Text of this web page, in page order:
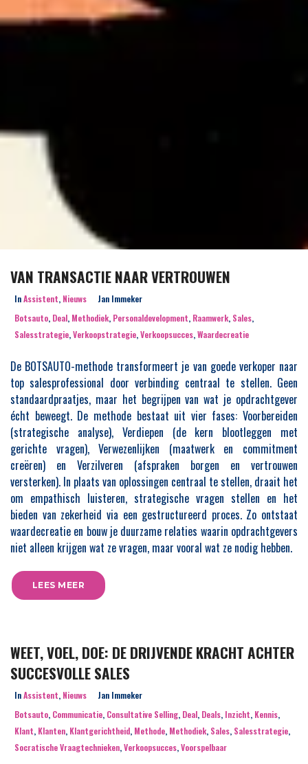
VAN TRANSACTIE NAAR VERTROUWEN
InAssistent, Nieuws
Jan Immeker
Botsauto, Deal, Methodiek, Personaldevelopment, Raamwerk, Sales,
Salesstrategie,Verkoopstrategie,Verkoopsucces,Waardecreatie
De BOTSAUTO-methode transformeert je van goede verkoper naar
top salesprofessional door verbinding centraal te stellen. Geen
standaardpraatjes, maar het begrijpen van wat je opdrachtgever
écht beweegt. De methode bestaat uit vier fases: Voorbereiden
(strategische analyse), Verdiepen (de kern blootleggen met
gerichte vragen), Verwezenlijken (maatwerk en commitment
creëren) en Verzilveren (afspraken borgen en vertrouwen
versterken). In plaats van oplossingen centraal te stellen, draait het
om empathisch luisteren, strategische vragen stellen en het
bieden van zekerheid via een gestructureerd proces. Zo ontstaat
waardecreatie en bouw je duurzame relaties waarin opdrachtgevers
niet alleen krijgen wat ze vragen, maar vooral wat ze nodig hebben.
LEES MEER
WEET, VOEL, DOE: DE DRIJVENDE KRACHT ACHTER
SUCCESVOLLE SALES
InAssistent, Nieuws
Jan Immeker
Botsauto, Communicatie, Consultative Selling, Deal, Deals, Inzicht, Kennis,
Klant, Klanten, Klantgerichtheid, Methode, Methodiek, Sales, Salesstrategie,
Socratische Vraagtechnieken,Verkoopsucces,Voorspelbaar